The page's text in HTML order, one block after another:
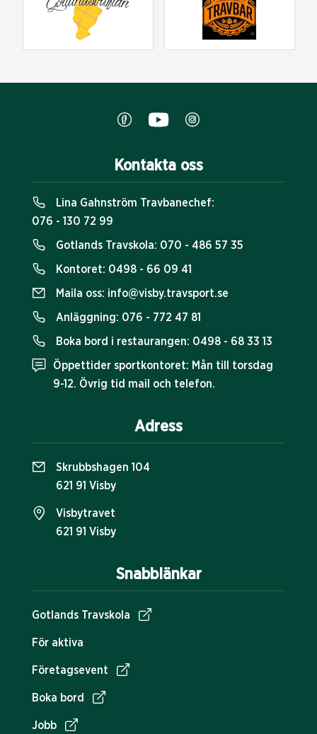
Snabblänkar
Gotlands Travskola
För aktiva
Företagsevent
Boka bord
Jobb
Kontakta oss
Lina Gahnström Travbanechef:
076 - 130 72 99
Gotlands Travskola: 070 - 486 57 35
Kontoret: 0498 - 66 09 41
Maila oss: info@visby.travsport.se
Anläggning: 076 - 772 47 81
Boka bord i restaurangen: 0498 - 68 33 13
Öppettider sportkontoret: Mån till torsdag
9-12. Övrig tid mail och telefon.
Adress
Skrubbshagen 104
621 91 Visby
Visbytravet
621 91 Visby